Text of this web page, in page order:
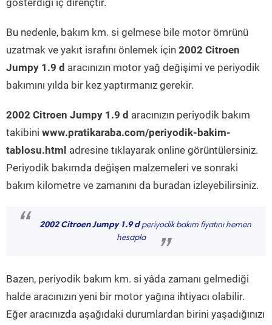
gösterdiği iç dirençtir.
Bu nedenle, bakım km. si gelmese bile motor ömrünü
uzatmak ve yakıt israfını önlemek için 2002 Citroen
Jumpy 1.9 d aracınızın motor yağ değişimi ve periyodik
bakımını yılda bir kez yaptırmanız gerekir.
2002 Citroen Jumpy 1.9 d aracınızın periyodik bakım
takibini www.pratikaraba.com/periyodik-bakim-
tablosu.html adresine tıklayarak online görüntülersiniz.
Periyodik bakımda değişen malzemeleri ve sonraki
bakım kilometre ve zamanını da buradan izleyebilirsiniz.
“ 2002 Citroen Jumpy 1.9 dperiyodik bakım fiyatını hemen
hesapla
”
Bazen, periyodik bakım km. si yâda zamanı gelmediği
halde aracınızın yeni bir motor yağına ihtiyacı olabilir.
Eğer aracınızda aşağıdaki durumlardan birini yaşadığınızı